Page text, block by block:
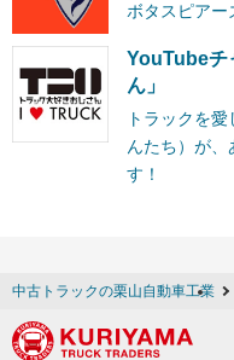
ボタスピアー
YouTubeチ
ん」
トラックを
んたち）が、
す！
中古トラックの栗山自動車工業